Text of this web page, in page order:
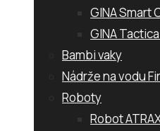
GINA Smart
GINA
Bambi vaky
Nádrže na vodu
Roboty
Robot